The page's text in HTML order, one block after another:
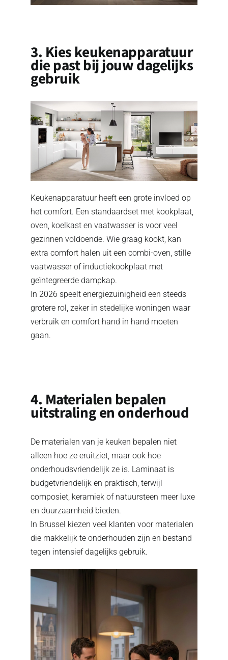
3. Kies keukenapparatuur
die past bij jouw dagelijks
gebruik
Keukenapparatuur heeft een grote invloed op
het comfort. Een standaardset met kookplaat,
oven, koelkast en vaatwasser is voor veel
gezinnen voldoende. Wie graag kookt, kan
extra comfort halen uit een combi-oven, stille
vaatwasser of inductiekookplaat met
geïntegreerde dampkap.
In 2026 speelt energiezuinigheid een steeds
grotere rol, zeker in stedelijke woningen waar
verbruik en comfort hand in hand moeten
gaan.
4. Materialen bepalen
uitstraling en onderhoud
De materialen van je keuken bepalen niet
alleen hoe ze eruitziet, maar ook hoe
onderhoudsvriendelijk ze is. Laminaat is
budgetvriendelijk en praktisch, terwijl
composiet, keramiek of natuursteen meer luxe
en duurzaamheid bieden.
In Brussel kiezen veel klanten voor materialen
die makkelijk te onderhouden zijn en bestand
tegen intensief dagelijks gebruik.